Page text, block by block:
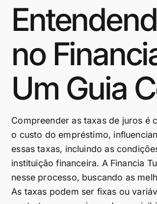
no
Um Guia
Compreender as taxas de juros é
o custo do empréstimo,
essas taxas, incluindo as
instituição financeira. A Financia
nesse processo, buscando as
As taxas podem ser fixas ou